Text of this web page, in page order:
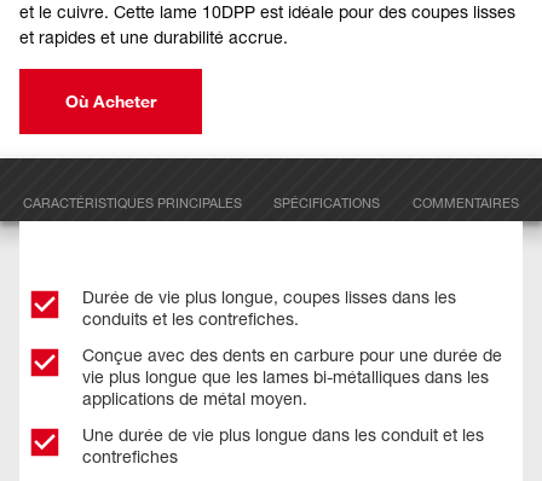
et le cuivre. Cette lame 10DPP est idéale pour des coupes lisses
et rapides et une durabilité accrue.
Où Acheter
CARACTÉRISTIQUES PRINCIPALES SPÉCIFICATIONS COMMENTAIRES
Durée de vie plus longue, coupes lisses dans les
conduits et les contrefiches.
Conçue avec des dents en carbure pour une durée de
vie plus longue que les lames bi-métalliques dans les
applications de métal moyen.​
Une durée de vie plus longue dans les conduit et les
contrefiches ​